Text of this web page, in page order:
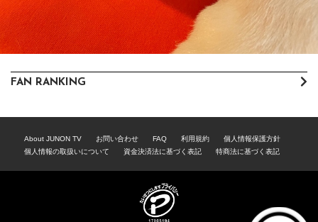
FAN RANKING
About JUNON TV お問い合わせ FAQ 利用規約
個人情報保護方針
個人情報の取扱いについて
資金決済法に基づく表記 特商法に基づく表記